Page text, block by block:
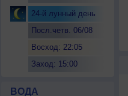
24-й лунный день
Посл.четв. 06/08
Восход: 22:05
Заход: 15:00
ВОДА